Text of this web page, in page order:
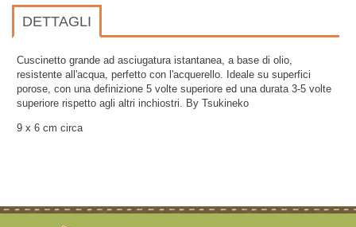
DETTAGLI
Cuscinetto grande ad asciugatura istantanea, a base di olio,
resistente all'acqua, perfetto con l'acquerello. Ideale su superfici
porose, con una definizione 5 volte superiore ed una durata 3-5 volte
superiore rispetto agli altri inchiostri. By Tsukineko
9 x 6 cm circa